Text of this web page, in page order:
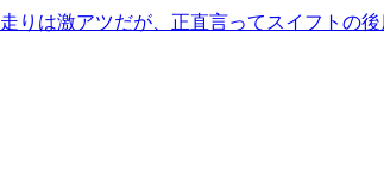
走りは激アツだが、正直言ってスイフトの